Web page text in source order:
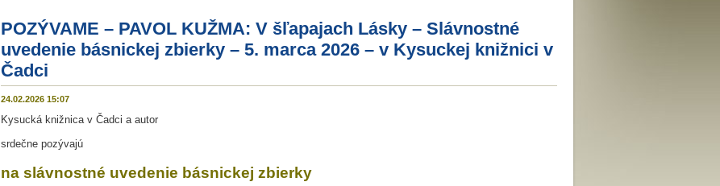
POZÝVAME – PAVOL KUŽMA: V šľapajach Lásky – Slávnostné
uvedenie básnickej zbierky – 5. marca 2026 – v Kysuckej knižnici v
Čadci
24.02.2026 15:07
Kysucká knižnica v Čadci a autor
srdečne pozývajú
na slávnostné uvedenie básnickej zbierky